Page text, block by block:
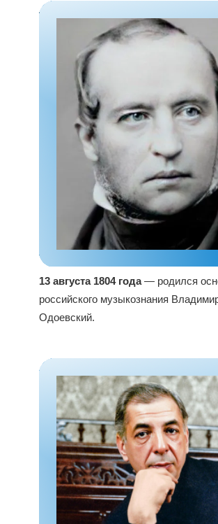
13 августа 1804 года— родился
российского музыкознания
Одоевский.